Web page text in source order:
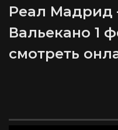
Реал Мадрид
Вальекано 1
смотреть